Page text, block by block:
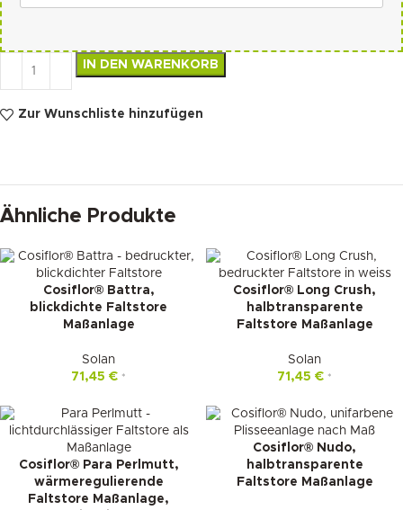
IN DEN WARENKORB
Zur Wunschliste hinzufügen
Ähnliche Produkte
Cosiflor® Battra,
blickdichte Faltstore
Maßanlage
Solan
71,45 € *
Cosiflor® Long Crush,
halbtransparente
Faltstore Maßanlage
Solan
71,45 € *
Cosiflor® Para Perlmutt,
wärmeregulierende
Faltstore Maßanlage,
Cosiflor® Nudo,
halbtransparente
Faltstore Maßanlage